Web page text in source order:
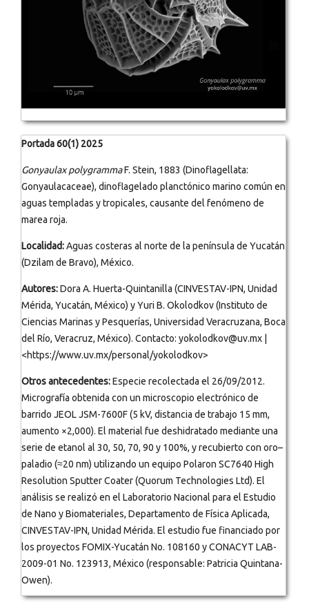
Portada 60(1) 2025
Gonyaulax polygrammaF. Stein, 1883 (Dinoflagellata:
Gonyaulacaceae), dinoflagelado planctónico marino común en
aguas templadas y tropicales, causante del fenómeno de
marea roja.
Localidad:Aguas costeras al norte de la península de Yucatán
(Dzilam de Bravo), México.
Autores:Dora A. Huerta-Quintanilla (CINVESTAV-IPN, Unidad
Mérida, Yucatán, México) y Yuri B. Okolodkov (Instituto de
Ciencias Marinas y Pesquerías, Universidad Veracruzana, Boca
del Río, Veracruz, México). Contacto: yokolodkov@uv.mx |
<https://www.uv.mx/personal/yokolodkov>
Otros antecedentes:Especie recolectada el 26/09/2012.
Micrografía obtenida con un microscopio electrónico de
barrido JEOL JSM-7600F (5 kV, distancia de trabajo 15 mm,
aumento ×2,000). El material fue deshidratado mediante una
serie de etanol al 30, 50, 70, 90 y 100%, y recubierto con oro–
paladio (≈20 nm) utilizando un equipo Polaron SC7640 High
Resolution Sputter Coater (Quorum Technologies Ltd). El
análisis se realizó en el Laboratorio Nacional para el Estudio
de Nano y Biomateriales, Departamento de Física Aplicada,
CINVESTAV-IPN, Unidad Mérida. El estudio fue financiado por
los proyectos FOMIX-Yucatán No. 108160 y CONACYT LAB-
2009-01 No. 123913, México (responsable: Patricia Quintana-
Owen).